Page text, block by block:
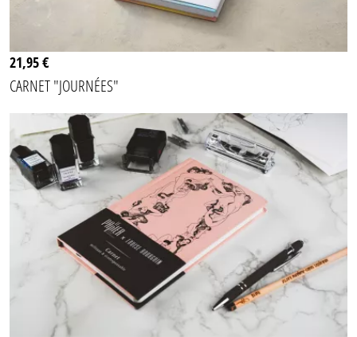
21,95 €
CARNET "JOURNÉES"